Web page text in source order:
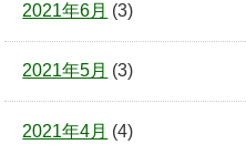
2021年6月 (3)
2021年5月 (3)
2021年4月 (4)